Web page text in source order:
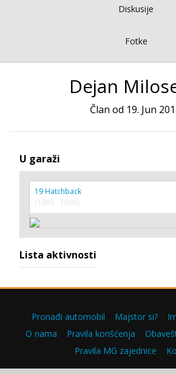
Diskusije
Fotke
Dejan
Član od 19. Jun
U garaži
19 Hatchback
(1989 - 1996)
Lista aktivnosti
Pronađi automobil Majstor si?
O nama
Pravila korišćenja
Pravila MG zajednice